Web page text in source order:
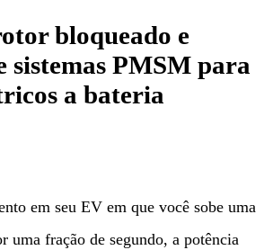
bloqueado e
sistemas PMSM para
a bateria
em seu EV em que você sobe uma
uma fração de segundo, a potência